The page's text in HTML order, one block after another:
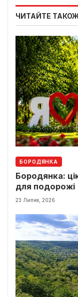
ЧИТАЙТЕ
БОРОДЯНКА
Бородянка:
для подорожі
23 Липня, 2026